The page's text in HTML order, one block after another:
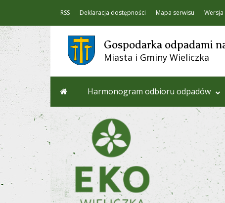
RSS Deklaracja dostępności Mapa serwisu
Gospodarka odpadami
Miasta i Gminy Wieliczka
Harmonogram odbioru odpadów